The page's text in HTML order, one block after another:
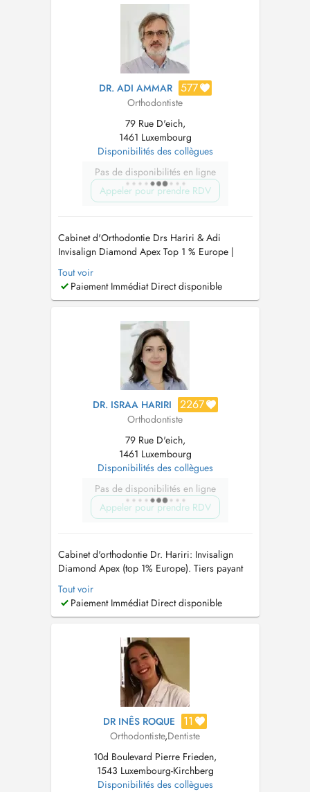
DR. ADI AMMAR 577
Orthodontiste
79 Rue D'eich,
1461 Luxembourg
Disponibilités des collègues
Pas de disponibilités en ligne
Appeler pour prendre RDV
Cabinet d'Orthodontie Drs Hariri & Adi
Invisalign Diamond Apex Top 1 % Europe |
Tiers payant agréé (PID) Le cabinet des Drs
Hariri & Adi est spécialisé en orthodontie
moderne, reconnu pour son expertise avancée
personnalisée du soin. Nous accueillons les
Tout voir
Paiement Immédiat Direct disponible
DR. ISRAA HARIRI 2267
Orthodontiste
79 Rue D'eich,
1461 Luxembourg
Disponibilités des collègues
Pas de disponibilités en ligne
Appeler pour prendre RDV
Cabinet d'orthodontie Dr. Hariri: Invisalign
Diamond Apex (top 1% Europe). Tiers payant
agréé (PID). Diplômée de l'Université Paris
Descartes et praticienne Diamond Invisalign,
alliant expertise et innovation dans un cadre
une vaste expérience en ...
Tout voir
Paiement Immédiat Direct disponible
DR INÊS ROQUE 11
Orthodontiste,Dentiste
10d Boulevard Pierre Frieden,
1543 Luxembourg-Kirchberg
Disponibilités des collègues